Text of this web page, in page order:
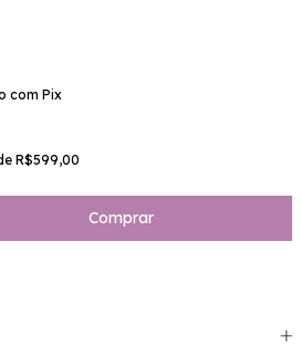
com Pix
R$599,00